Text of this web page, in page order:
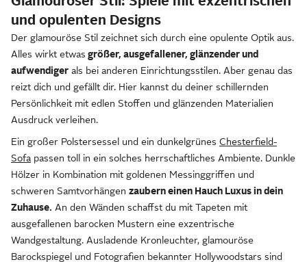
und opulenten Designs
Der glamouröse Stil zeichnet sich durch eine opulente Optik aus.
Alles wirkt etwas größer, ausgefallener, glänzender und
aufwendiger als bei anderen Einrichtungsstilen. Aber genau das
reizt dich und gefällt dir. Hier kannst du deiner schillernden
Persönlichkeit mit edlen Stoffen und glänzenden Materialien
Ausdruck verleihen.
Ein großer Polstersessel und ein dunkelgrünes Chesterfield-
Sofa passen toll in ein solches herrschaftliches Ambiente. Dunkle
Hölzer in Kombination mit goldenen Messinggriffen und
schweren Samtvorhängen zaubern einen Hauch Luxus in dein
Zuhause. An den Wänden schaffst du mit Tapeten mit
ausgefallenen barocken Mustern eine exzentrische
Wandgestaltung. Ausladende Kronleuchter, glamouröse
Barockspiegel und Fotografien bekannter Hollywoodstars sind